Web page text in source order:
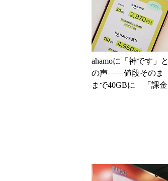
ahamoに「神です」と
の声――値段そのま
まで40GBに 「課金